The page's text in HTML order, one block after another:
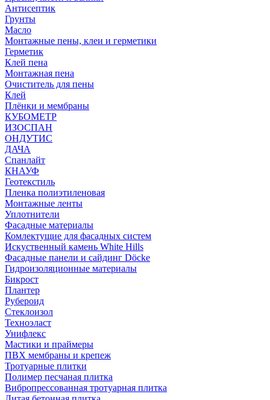
Антисептик
Грунты
Масло
Монтажные пены, клеи и герметики
Герметик
Клей пена
Монтажная пена
Очиститель для пены
Клей
Плёнки и мембраны
КУБОМЕТР
ИЗОСПАН
ОНДУТИС
ДАЧА
Спанлайт
КНАУФ
Геотекстиль
Пленка полиэтиленовая
Монтажные ленты
Уплотнители
Фасадные материалы
Комлектущие для фасадных систем
Искуственный камень White Hills
Фасадные панели и сайдинг Döcke
Гидроизоляционные материалы
Бикрост
Плантер
Рубероид
Стеклоизол
Техноэласт
Унифлекс
Мастики и праймеры
ПВХ мембраны и крепеж
Тротуарные плитки
Полимер песчаная плитка
Вибропрессованная тротуарная плитка